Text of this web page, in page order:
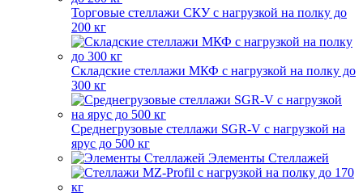
Торговые стеллажи СКУ с нагрузкой на полку до
200 кг
Складские стеллажи МКФ с нагрузкой на полку до
300 кг
Среднегрузовые стеллажи SGR-V с нагрузкой на
ярус до 500 кг
Элементы Стеллажей